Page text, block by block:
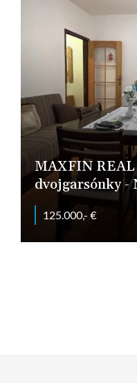
MAXFIN
dvojgarsónky -
125.000,- €